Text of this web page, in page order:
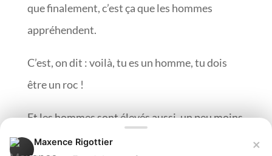
que finalement, c’est ça que les hommes
appréhendent.
C’est, on dit : voilà, tu es un homme, tu dois
être un roc !
Et les hommes sont élevés aussi, un peu moins
aujourd’hui, mais c’était encore vrai il y a
Maxence Rigottier ×